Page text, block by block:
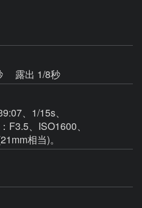
露出 1/8秒
、1/15s、
F3.5、ISO1600、
相当)。